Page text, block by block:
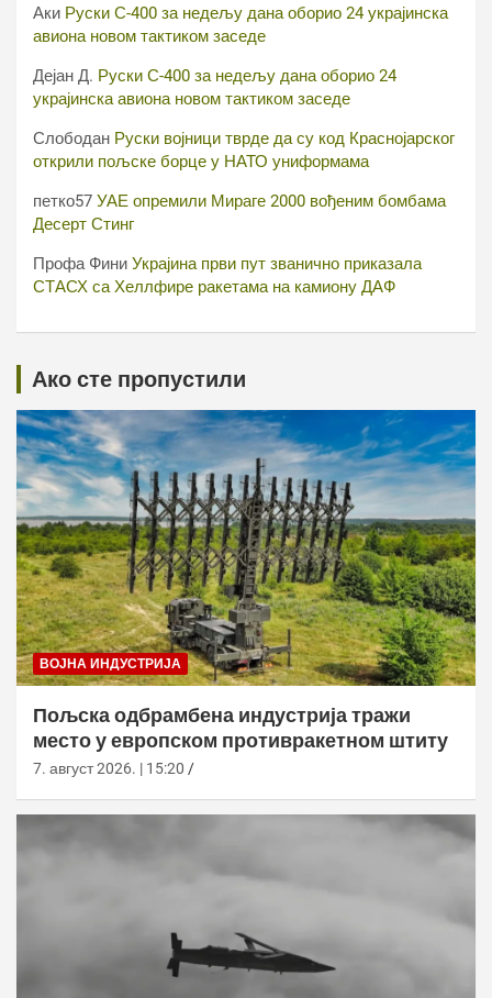
Аки Руски С-400 за недељу дана оборио 24 украјинска
авиона новом тактиком заседе
Дејан Д. Руски С-400 за недељу дана оборио 24
украјинска авиона новом тактиком заседе
Слободан Руски војници тврде да су код Краснојарског
открили пољске борце у НАТО униформама
петко57 УАЕ опремили Мираге 2000 вођеним бомбама
Десерт Стинг
Профа Фини Украјина први пут званично приказала
СТАСХ са Хеллфире ракетама на камиону ДАФ
Ако сте пропустили
ВОЈНА ИНДУСТРИЈА
Пољска одбрамбена индустрија тражи
место у европском противракетном штиту
7. август 2026. | 15:20